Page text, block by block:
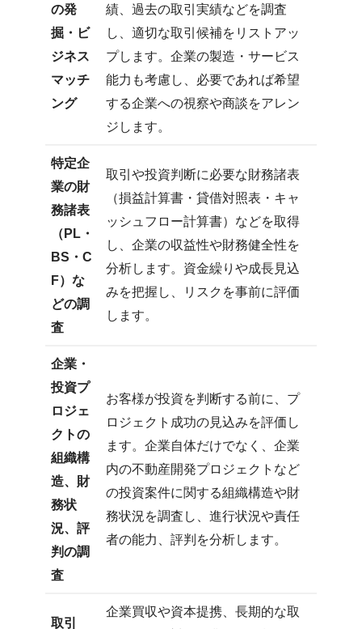
の発
掘・ビ
ジネス
マッチ
ング
績、過去の取引実績などを調査
し、適切な取引候補をリストアッ
プします。企業の製造・サービス
能力も考慮し、必要であれば希望
する企業への視察や商談をアレン
ジします。
特定企
業の財
務諸表
（PL・
BS・C
F）な
どの調
査
取引や投資判断に必要な財務諸表
（損益計算書・貸借対照表・キャ
ッシュフロー計算書）などを取得
し、企業の収益性や財務健全性を
分析します。資金繰りや成長見込
みを把握し、リスクを事前に評価
します。
企業・
投資プ
ロジェ
クトの
組織構
造、財
務状
況、評
判の調
査
お客様が投資を判断する前に、プ
ロジェクト成功の見込みを評価し
ます。企業自体だけでなく、企業
内の不動産開発プロジェクトなど
の投資案件に関する組織構造や財
務状況を調査し、進行状況や責任
者の能力、評判を分析します。
取引
企業買収や資本提携、長期的な取